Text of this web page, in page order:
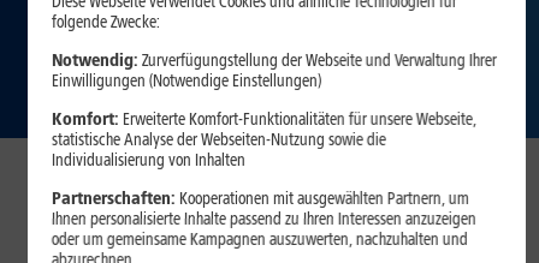
FreeBuds Pro und bis
zu drei Freimonaten
Montabaur, 27. Januar 2022. Das neue Huawei-
Flaggschiff P50 Pro ist ab sofort bei 1&1 erhältlich. Zum
folgende Zwecke:
Notwendig: Zurverfügungstellung der Webseite und Verwaltung Ihrer
Einwilligungen (Notwendige Einstellungen)
Komfort: Erweiterte Komfort-Funktionalitäten für unsere Webseite,
statistische Analyse der Webseiten-Nutzung sowie die
Individualisierung von Inhalten
Partnerschaften: Kooperationen mit ausgewählten Partnern, um
Ihnen personalisierte Inhalte passend zu Ihren Interessen anzuzeigen
oder um gemeinsame Kampagnen auszuwerten, nachzuhalten und